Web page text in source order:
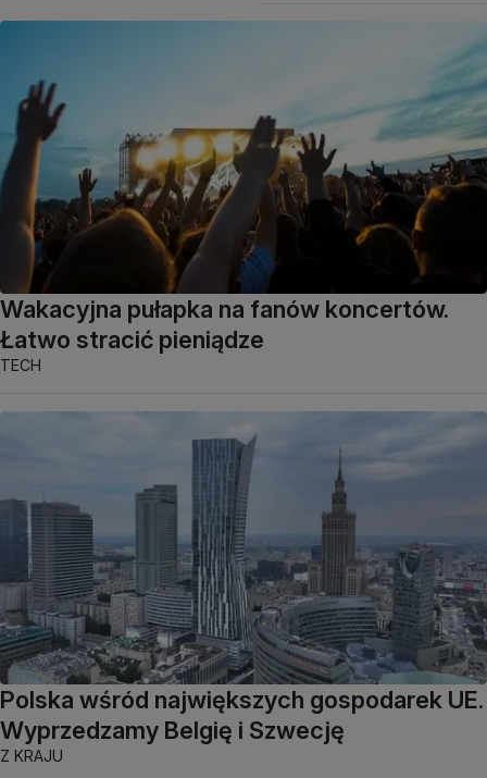
Wakacyjna pułapka na fanów koncertów.
Łatwo stracić pieniądze
TECH
Polska wśród największych gospodarek UE.
Wyprzedzamy Belgię i Szwecję
Z KRAJU